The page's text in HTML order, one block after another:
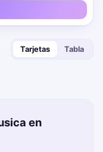
Tarjetas Tabla
en